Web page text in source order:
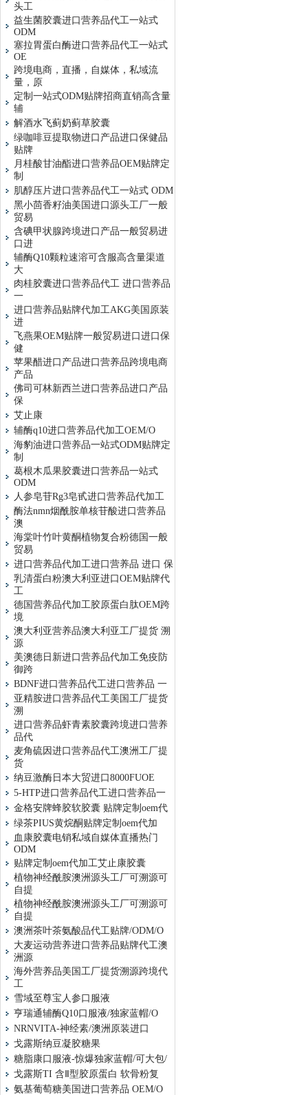
头工
益生菌胶囊进口营养品代工一站式
ODM
塞拉胃蛋白酶进口营养品代工一站式
OE
跨境电商，直播，自媒体，私域流
量，原
定制一站式ODM贴牌招商直销高含量
辅
解酒水飞蓟奶蓟草胶囊
绿咖啡豆提取物进口产品进口保健品
贴牌
月桂酸甘油酯进口营养品OEM贴牌定
制
肌醇压片进口营养品代工一站式 ODM
黑小茴香籽油美国进口源头工厂一般
贸易
含碘甲状腺跨境进口产品一般贸易进
口进
辅酶Q10颗粒速溶可含服高含量渠道
大
肉桂胶囊进口营养品代工 进口营养品
一
进口营养品贴牌代加工AKG美国原装
进
飞燕果OEM贴牌一般贸易进口进口保
健
苹果醋进口产品进口营养品跨境电商
产品
佛司可林新西兰进口营养品进口产品
保
艾止康
辅酶q10进口营养品代加工OEM/O
海豹油进口营养品一站式ODM贴牌定
制
葛根木瓜果胶囊进口营养品一站式
ODM
人参皂苷Rg3皂甙进口营养品代加工
酶法nmn烟酰胺单核苷酸进口营养品
澳
海棠叶竹叶黄酮植物复合粉德国一般
贸易
进口营养品代加工进口营养品 进口 保
乳清蛋白粉澳大利亚进口OEM贴牌代
工
德国营养品代加工胶原蛋白肽OEM跨
境
澳大利亚营养品澳大利亚工厂提货 溯
源
美澳德日新进口营养品代加工免疫防
御跨
BDNF进口营养品代工进口营养品 一
亚精胺进口营养品代工美国工厂提货
溯
进口营养品虾青素胶囊跨境进口营养
品代
麦角硫因进口营养品代工澳洲工厂提
货
纳豆激酶日本大贸进口8000FUOE
5-HTP进口营养品代工进口营养品一
金格安牌蜂胶软胶囊 贴牌定制oem代
绿茶PIUS黄烷酮贴牌定制oem代加
血康胶囊电销私域自媒体直播热门
ODM
贴牌定制oem代加工艾止康胶囊
植物神经酰胺澳洲源头工厂可溯源可
自提
植物神经酰胺澳洲源头工厂可溯源可
自提
澳洲茶叶茶氨酸品代工贴牌/ODM/O
大麦运动营养进口营养品贴牌代工澳
洲源
海外营养品美国工厂提货溯源跨境代
工
雪域至尊宝人参口服液
亨瑞通辅酶Q10口服液/独家蓝帽/O
NRNVITA-神经素/澳洲原装进口
戈露斯纳豆凝胶糖果
糖脂康口服液-惊爆独家蓝帽/可大包/
戈露斯TI 含Ⅱ型胶原蛋白 软骨粉复
氨基葡萄糖美国进口营养品 OEM/O